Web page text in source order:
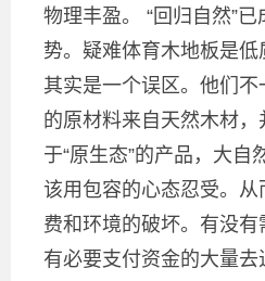
物理丰盈。 “回归自然”
势。疑难体育木地板是
其实是一个误区。他们
的原材料来自天然木材
于“原生态”的产品，大自
该用包容的心态忍受。
费和环境的破坏。有没
有必要支付资金的大量